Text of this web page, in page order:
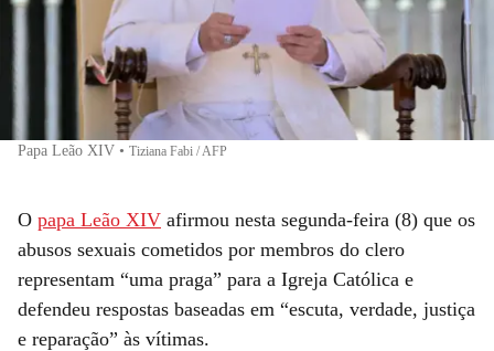
Papa Leão XIV • Tiziana Fabi / AFP
O papa Leão XIV afirmou nesta segunda-feira (8) que os
abusos sexuais cometidos por membros do clero
representam “uma praga” para a Igreja Católica e
defendeu respostas baseadas em “escuta, verdade, justiça
e reparação” às vítimas.